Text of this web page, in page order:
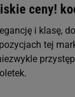
ceny!
i klasę,
tej